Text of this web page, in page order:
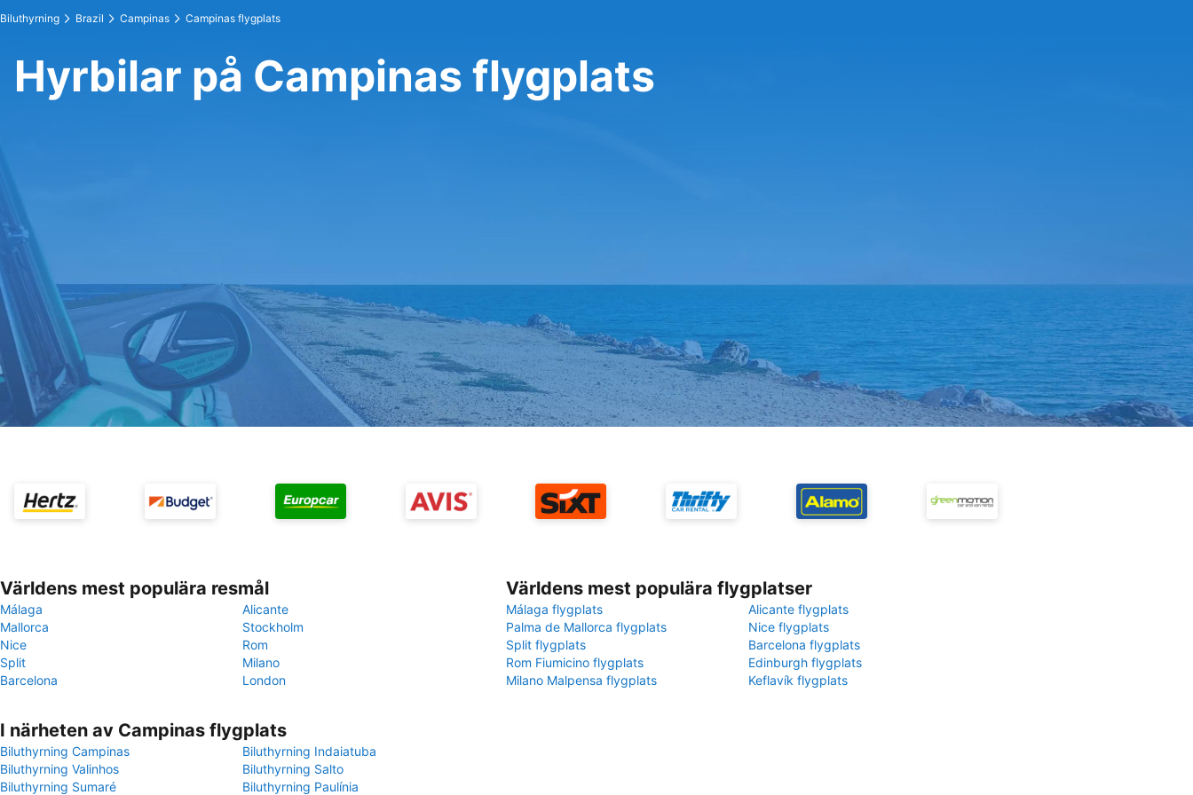
Biluthyrning Brazil Campinas Campinas flygplats
Hyrbilar på Campinas flygplats
Världens mest populära resmål
Málaga
Alicante
Mallorca
Stockholm
Nice
Rom
Split
Milano
Barcelona
London
Världens mest populära flygplatser
Málaga flygplats
Alicante flygplats
Palma de Mallorca flygplats
Nice flygplats
Split flygplats
Barcelona flygplats
Rom Fiumicino flygplats
Edinburgh flygplats
Milano Malpensa flygplats
Keflavík flygplats
I närheten av Campinas flygplats
Biluthyrning Campinas
Biluthyrning Indaiatuba
Biluthyrning Valinhos
Biluthyrning Salto
Biluthyrning Sumaré
Biluthyrning Paulínia